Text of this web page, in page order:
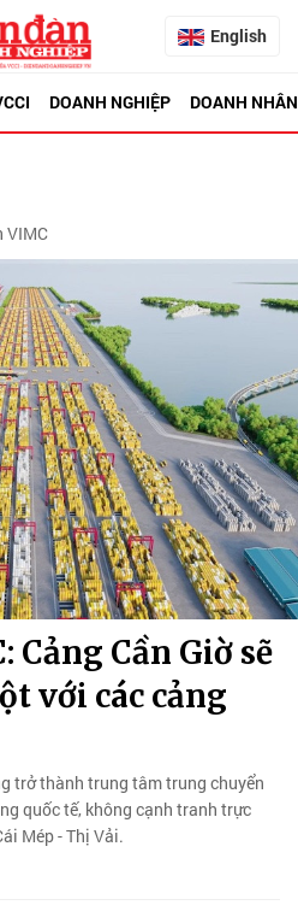
English
DOANH NGHIỆP DOANH NHÂN
VIMC
Cảng Cần Giờ sẽ
với các cảng
trở thành trung tâm trung chuyển
quốc tế, không cạnh tranh trực
Mép - Thị Vải.